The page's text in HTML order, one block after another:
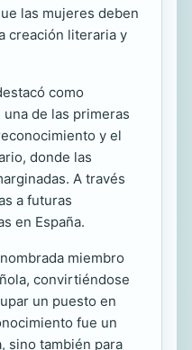
las mujeres deben
creación literaria y
como
de las primeras
y el
donde las
A través
a futuras
en España.
miembro
convirtiéndose
un puesto en
fue un
sino también para